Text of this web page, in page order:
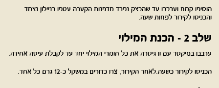
הוסיפו קמח וערבבו עד שהבצק נפרד מדפנות הקערה.עטפו בניילון נצמד
והכניסו לקירור לפחות שעה.
שלב 2 - הכנת המילוי
ערבבו במיקסר עם וו גיטרה את כל חומרי המילוי יחד עד לקבלת עיסה אחידה.
הכניסו לקירור כשעה.לאחר הקירור, צרו כדורים במשקל כ-12 גרם כל אחד.